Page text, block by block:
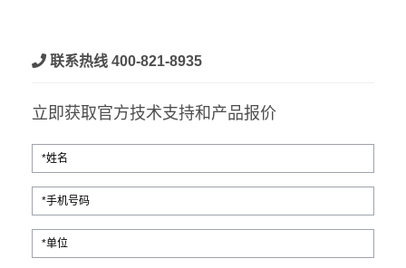
联系热线 400-821-8935
立即获取官方技术支持和产品报价